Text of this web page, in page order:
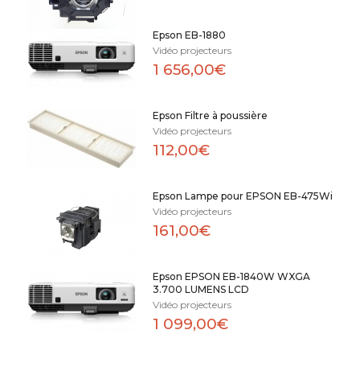
Epson EB-1880
Vidéo projecteurs
1 656,00€
Epson Filtre à poussière
Vidéo projecteurs
112,00€
Epson Lampe pour EPSON EB-475Wi
Vidéo projecteurs
161,00€
Epson EPSON EB-1840W WXGA
3.700 LUMENS LCD
Vidéo projecteurs
1 099,00€